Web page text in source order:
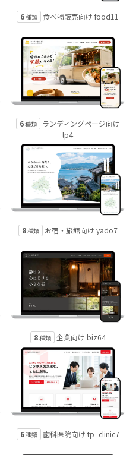
6種類 食べ物販売向け food11
6種類
ランディングページ向け
lp4
8種類 お宿・旅館向け yado7
8種類 企業向け biz64
6種類 歯科医院向け tp_clinic7